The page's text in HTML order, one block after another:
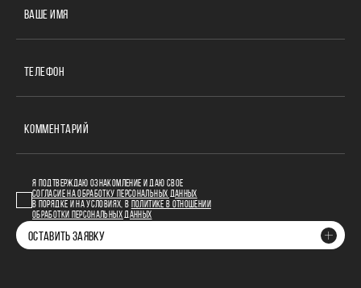
ВАШЕ ИМЯ
ТЕЛЕФОН
КОММЕНТАРИЙ
Я ПОДТВЕРЖДАЮ ОЗНАКОМЛЕНИЕ И ДАЮ СВОЕ
СОГЛАСИЕ НА ОБРАБОТКУ ПЕРСОНАЛЬНЫХ ДАННЫХ
В ПОРЯДКЕ И НА УСЛОВИЯХ, В
ПОЛИТИКЕ В ОТНОШЕНИИ
ОБРАБОТКИ ПЕРСОНАЛЬНЫХ ДАННЫХ
ОСТАВИТЬ ЗАЯВКУ